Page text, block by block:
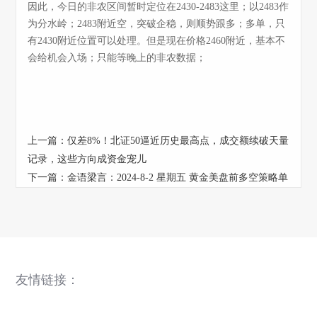
因此，今日的非农区间暂时定位在2430-2483这里；以2483作
为分水岭；2483附近空，突破企稳，则顺势跟多；多单，只
有2430附近位置可以处理。但是现在价格2460附近，基本不
会给机会入场；只能等晚上的非农数据；
上一篇：仅差8%！北证50逼近历史最高点，成交额续破天量
记录，这些方向成资金宠儿
下一篇：金语梁言：2024-8-2 星期五 黄金美盘前多空策略单
友情链接：